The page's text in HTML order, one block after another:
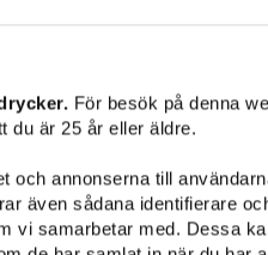
För besök på denna
du är 25 år eller äldre.
och annonserna till
även sådana identifierare
vi samarbetar med. Dessa
Vila Verde